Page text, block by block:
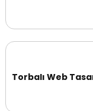
Torbalı Web